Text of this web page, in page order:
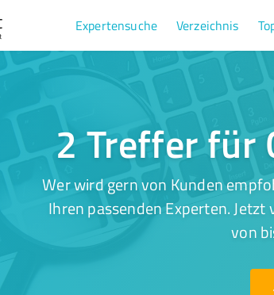
Expertensuche Verzeichnis
2 Treffer für
Wer wird gern von Kunden
Ihren passenden Experten.
von